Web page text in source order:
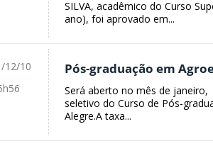
SILVA, acadêmico do Curso
ano), foi aprovado em...
Pós-graduação em
Será aberto no mês de
seletivo do Curso de Pós-
Alegre.A taxa...
12/10